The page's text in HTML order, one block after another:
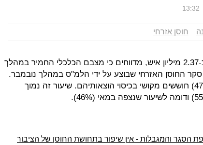
13:32
חוסן אזרחי
42% מבני ה-21 ומעלה, כ-2.37 מיליון איש, מדווחים כי מצבם הכלכלי החמיר במהלך
החוסן האזרחי שבוצע על ידי הלמ"ס במהלך נובמבר.
כמחצית מהאוכלוסייה (47%) חוששים מקושי בכיסוי הוצאותיהם. שיעור זה נמוך
הסגר והמגבלות - אין שיפור בתחושת החוסן של הציבור